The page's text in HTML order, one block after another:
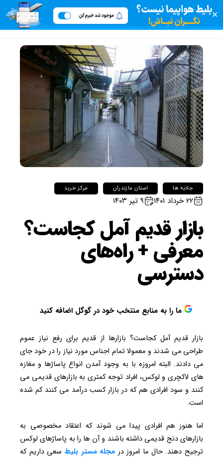
✕
جاذبه ها استان مازندران مرکز خرید
۲۲ خرداد ۱۴۰۱ ۹ تیر ۱۴۰۳
بازار قدیم آمل کجاست؟
معرفی + راه‌های
دسترسی
ما را به منابع منتخب خود در گوگل اضافه کنید
بازار قدیم آمل کجاست؟ بازارها از قدیم برای رفع نیاز عموم
طراحی می شدند و معمولا تمام اجناس مورد نیاز را در خود جای
می دادند. البته امروزه با به وجود آمدن انواع پاساژها و مغازه
های لاکچری و لوکس، افراد توجه کمتری به بازارهای قدیمی می
کنند و سود افرادی هم که در بازار کسب درآمد می کنند کم شده
است.
اما هنوز هم افرادی پیدا می شوند که اعتقاد مخصوصی به
بازارهای دنج قدیمی داشته باشند و آن ها را به پاساژهای لوکس
ترجیح دهند. حال ما امروز در مجله مستر بلیط سعی داریم که